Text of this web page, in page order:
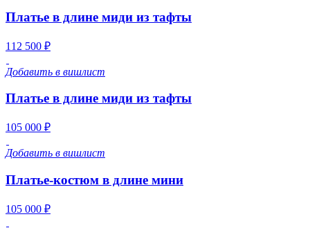
Платье в длине миди из тафты
112 500 ₽
Добавить в вишлист
Платье в длине миди из тафты
105 000 ₽
Добавить в вишлист
Платье-костюм в длине мини
105 000 ₽